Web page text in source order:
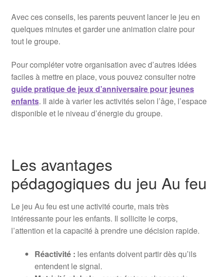
Avec ces conseils, les parents peuvent lancer le jeu en
quelques minutes et garder une animation claire pour
tout le groupe.
Pour compléter votre organisation avec d’autres idées
faciles à mettre en place, vous pouvez consulter notre
guide pratique de jeux d’anniversaire pour jeunes
enfants. Il aide à varier les activités selon l’âge, l’espace
disponible et le niveau d’énergie du groupe.
Les avantages
pédagogiques du jeu Au feu
Le jeu Au feu est une activité courte, mais très
intéressante pour les enfants. Il sollicite le corps,
l’attention et la capacité à prendre une décision rapide.
Réactivité : les enfants doivent partir dès qu’ils
entendent le signal.